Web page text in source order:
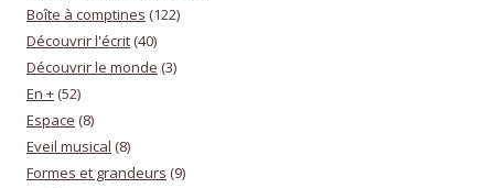
Boîte à comptines (122)
Découvrir l'écrit (40)
Découvrir le monde (3)
En + (52)
Espace (8)
Eveil musical (8)
Formes et grandeurs (9)